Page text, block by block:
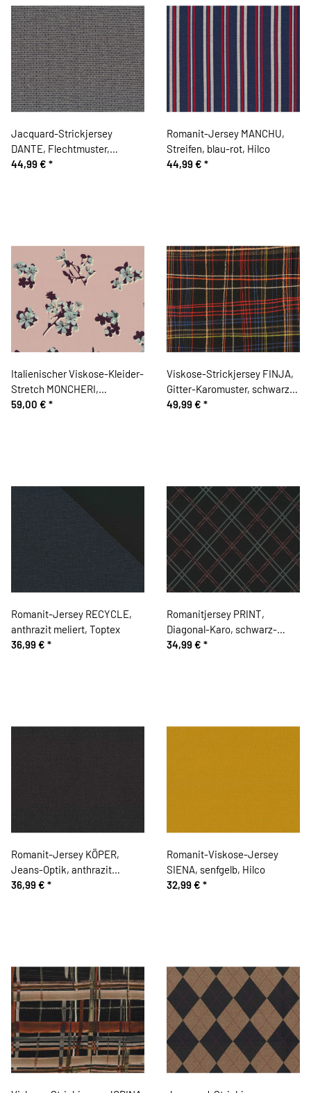
Jacquard-Strickjersey
DANTE, Flechtmuster,
graublau, Hilco
44,99 € *
Romanit-Jersey MANCHU,
Streifen, blau-rot, Hilco
44,99 € *
Italienischer Viskose-Kleider-
Stretch MONCHERI,
Kirschblüten
59,00 € *
Viskose-Strickjersey FINJA,
Gitter-Karomuster, schwarz,
Hilco
49,99 € *
Romanit-Jersey RECYCLE,
anthrazit meliert, Toptex
36,99 € *
Romanitjersey PRINT,
Diagonal-Karo, schwarz-
altrosa, Toptex
34,99 € *
Romanit-Jersey KÖPER,
Jeans-Optik, anthrazit
meliert, Toptex
36,99 € *
Romanit-Viskose-Jersey
SIENA, senfgelb, Hilco
32,99 € *